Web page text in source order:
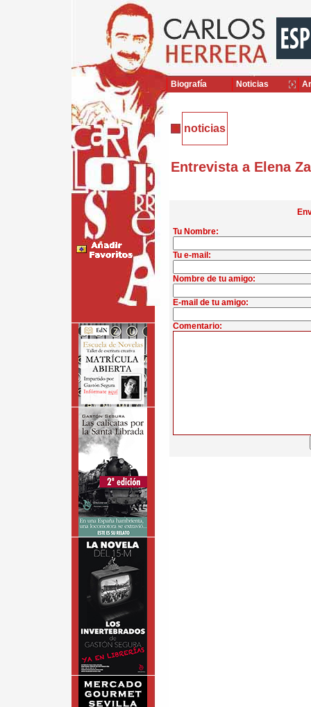
noticias
Entrevista a Elena
Tu Nombre:
Tu e-mail:
Nombre de tu amigo:
E-mail de tu amigo:
Comentario:
Biografía Noticias